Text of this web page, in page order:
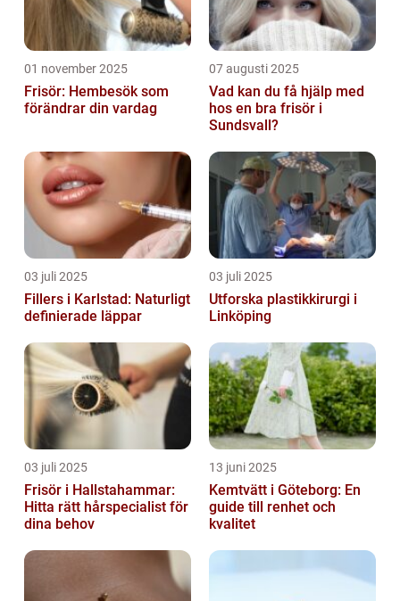
01 november 2025
Frisör: Hembesök som
förändrar din vardag
07 augusti 2025
Vad kan du få hjälp med
hos en bra frisör i
Sundsvall?
03 juli 2025
Fillers i Karlstad: Naturligt
definierade läppar
03 juli 2025
Utforska plastikkirurgi i
Linköping
03 juli 2025
Frisör i Hallstahammar:
Hitta rätt hårspecialist för
dina behov
13 juni 2025
Kemtvätt i Göteborg: En
guide till renhet och
kvalitet